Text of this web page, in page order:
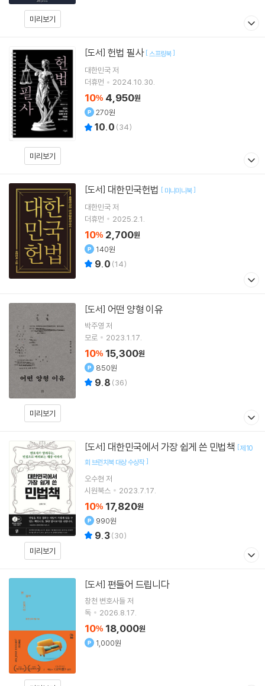
미리보기
미리보기
[도서] 헌법 필사 [스프링북]
대한민국저
더휴먼
2024.10.30.
10% 4,950원
270원
10.0 (34)
[도서] 대한민국헌법 [ 미니미니북]
대한민국 저
더휴먼
2025.2.1.
10% 2,700원
140원
9.0 (14)
미리보기
[도서] 어떤 양형 이유
박주영 저
모로
2023.1.17.
10% 15,300원
850원
9.8 (36)
미리보기
[도서] 대한민국에서 가장 쉽게 쓴 민법책 [제10
회 브런치북 대상 수상작]
오수현 저
시원북스
2023.7.17.
10% 17,820원
990원
9.3(30)
[도서] 편들어 드립니다
창천 변호사들저
독
2026.8.17.
10% 18,000원
1,000원